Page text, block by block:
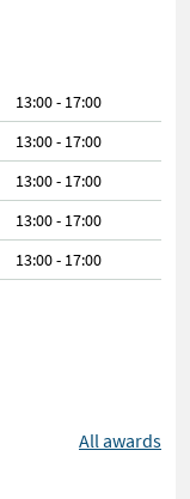
13:00 - 17:00
13:00 - 17:00
13:00 - 17:00
13:00 - 17:00
13:00 - 17:00
All awards